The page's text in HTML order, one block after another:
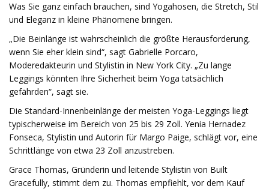
Was Sie ganz einfach brauchen, sind Yogahosen, die Stretch, Stil
und Eleganz in kleine Phänomene bringen.
„Die Beinlänge ist wahrscheinlich die größte Herausforderung,
wenn Sie eher klein sind“, sagt Gabrielle Porcaro,
Moderedakteurin und Stylistin in New York City. „Zu lange
Leggings könnten Ihre Sicherheit beim Yoga tatsächlich
gefährden“, sagt sie.
Die Standard-Innenbeinlänge der meisten Yoga-Leggings liegt
typischerweise im Bereich von 25 bis 29 Zoll. Yenia Hernadez
Fonseca, Stylistin und Autorin für Margo Paige, schlägt vor, eine
Schrittlänge von etwa 23 Zoll anzustreben.
Grace Thomas, Gründerin und leitende Stylistin von Built
Gracefully, stimmt dem zu. Thomas empfiehlt, vor dem Kauf